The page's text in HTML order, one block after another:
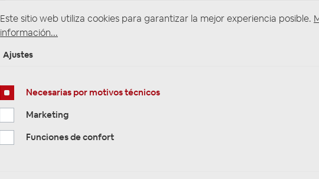
109,00 €*
Este sitio web utiliza cookies para garantizar la mejor experiencia posible.
información...
Ajustes
Necesarias por motivos técnicos
Marketing
Funciones de confort